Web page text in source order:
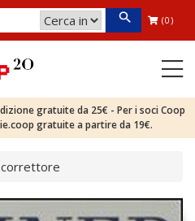
(0)
gratuite da 25€ - Per i soci Coop
gratuite a partire da 19€.